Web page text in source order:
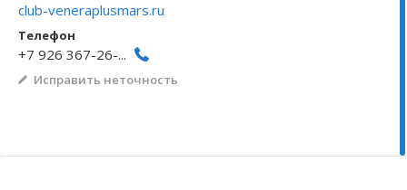
Волгоградская область
Кировоградская область
Восточно-Казахстанская область
club-veneraplusmars.ru
Телефон
+7 926 367-26-...
Исправить неточность